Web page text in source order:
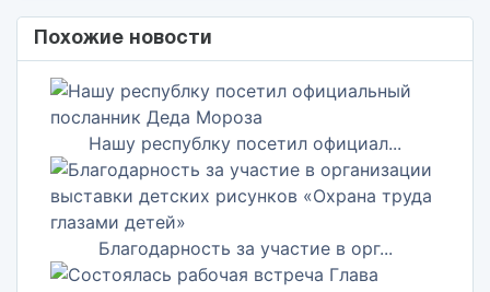
Похожие новости
Нашу республку посетил официал...
Благодарность за участие в орг...